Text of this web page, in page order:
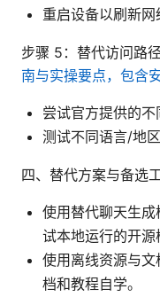
重启设备以刷新网
步骤 5：替代访问路
南与实操要点，包含
尝试官方提供的不
测试不同语言/地
四、替代方案与备选
使用替代聊天生
试本地运行的开源
使用离线资源与
档和教程自学。